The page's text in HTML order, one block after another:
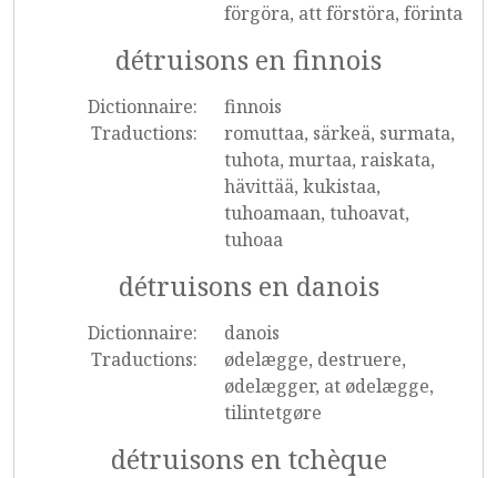
förgöra, att förstöra, förinta
détruisons en finnois
Dictionnaire:
finnois
Traductions:
romuttaa, särkeä, surmata,
tuhota, murtaa, raiskata,
hävittää, kukistaa,
tuhoamaan, tuhoavat,
tuhoaa
détruisons en danois
Dictionnaire:
danois
Traductions:
ødelægge, destruere,
ødelægger, at ødelægge,
tilintetgøre
détruisons en tchèque